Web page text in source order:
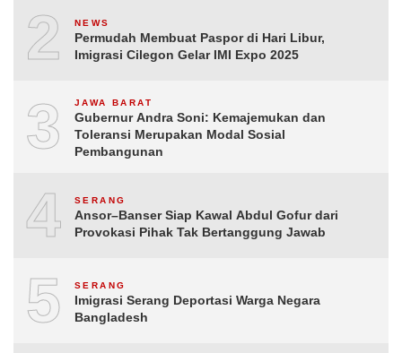
2 NEWS
Permudah Membuat Paspor di Hari Libur,
Imigrasi Cilegon Gelar IMI Expo 2025
3 JAWA BARAT
Gubernur Andra Soni: Kemajemukan dan
Toleransi Merupakan Modal Sosial
Pembangunan
4 SERANG
Ansor–Banser Siap Kawal Abdul Gofur dari
Provokasi Pihak Tak Bertanggung Jawab
5 SERANG
Imigrasi Serang Deportasi Warga Negara
Bangladesh